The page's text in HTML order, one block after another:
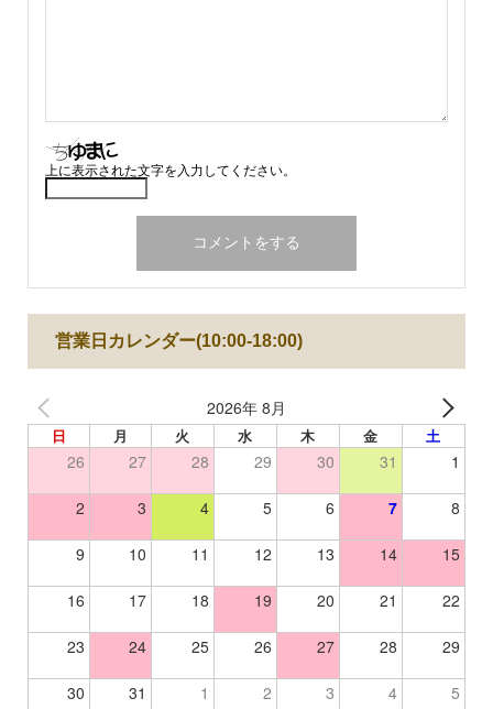
上に表示された文字を入力してください。
営業日カレンダー(10:00-18:00)
2026年 8月
日 月 火 水 木 金 土
26 27 28 29 30 31 1
2 3 4 5 6 7 8
9 10 11 12 13 14 15
16 17 18 19 20 21 22
23 24 25 26 27 28 29
30 31 1 2 3 4 5